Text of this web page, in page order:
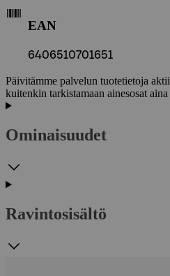
EAN
6406510701651
Päivitämme palvelun tuotetietoja
kuitenkin tarkistamaan ainesosat
Ominaisuudet
Ravintosisältö